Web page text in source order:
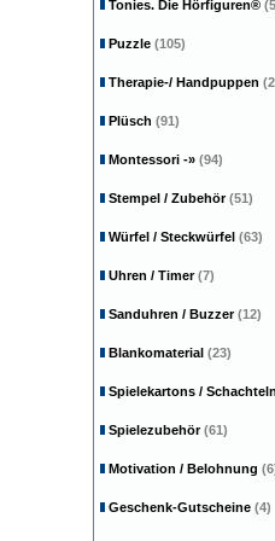
Tonies. Die Hörfiguren®
Puzzle (105)
Therapie-/ Handpuppen
Plüsch (91)
Montessori -» (94)
Stempel / Zubehör(51)
Würfel / Steckwürfel (63)
Uhren / Timer(7)
Sanduhren / Buzzer(12)
Blankomaterial (23)
Spielekartons / Schachteln
Spielezubehör(61)
Motivation / Belohnung
Geschenk-Gutscheine (4)